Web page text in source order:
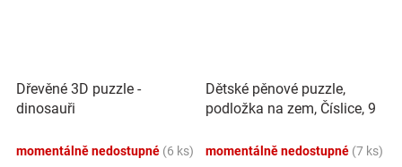
Dřevěné 3D puzzle -
dinosauři
momentálně nedostupné (6 ks)
Dětské pěnové puzzle,
podložka na zem, Číslice, 9
momentálně nedostupné (7 ks)